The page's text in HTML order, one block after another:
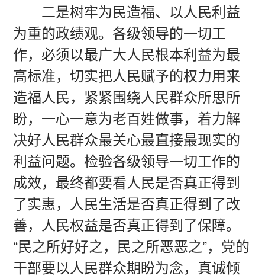
二是树牢为民造福、以人民利益
为重的政绩观。各级领导的一切工
作，必须以最广大人民根本利益为最
高标准，切实把人民赋予的权力用来
造福人民，紧紧围绕人民群众所思所
盼，一心一意为老百姓做事，着力解
决好人民群众最关心最直接最现实的
利益问题。检验各级领导一切工作的
成效，最终都要看人民是否真正得到
了实惠，人民生活是否真正得到了改
善，人民权益是否真正得到了保障。
“民之所好好之，民之所恶恶之”，党的
干部要以人民群众期盼为念，真诚倾